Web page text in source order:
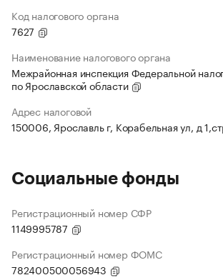
Код налогового органа
7627
Наименование налогового органа
Межрайонная инспекция Федеральной
по Ярославской области
Адрес налоговой
150006, Ярославль г, Корабельная ул, д
Социальные фонды
Регистрационный номер СФР
1149995787
Регистрационный номер ФОМС
782400500056943